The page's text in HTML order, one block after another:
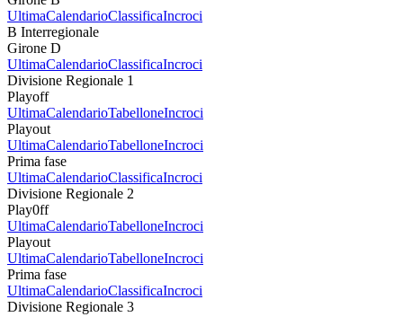
UltimaCalendarioClassificaIncroci
B Interregionale
Girone D
UltimaCalendarioClassificaIncroci
Divisione Regionale 1
Playoff
UltimaCalendarioTabelloneIncroci
Playout
UltimaCalendarioTabelloneIncroci
Prima fase
UltimaCalendarioClassificaIncroci
Divisione Regionale 2
Play0ff
UltimaCalendarioTabelloneIncroci
Playout
UltimaCalendarioTabelloneIncroci
Prima fase
UltimaCalendarioClassificaIncroci
Divisione Regionale 3